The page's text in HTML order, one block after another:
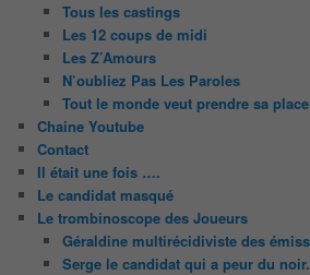
Tous les castings
Les 12 coups de midi
Les Z’Amours
N’oubliez Pas Les Paroles
Tout le monde veut prendre sa place
Chaine Youtube
Contact
Il était une fois ….
Le candidat masqué
Le trombinoscope des Joueurs
Géraldine multirécidiviste des
Serge le candidat qui a peur du noir.